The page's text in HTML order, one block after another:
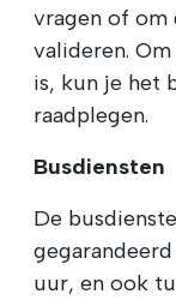
vragen of
valideren.
is, kun je het
raadplegen.
Busdiensten
De
uur, en ook